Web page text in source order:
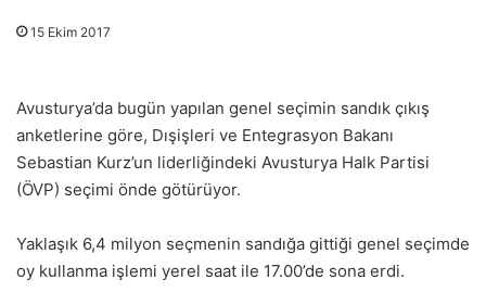
15 Ekim 2017
Avusturya’da bugün yapılan genel seçimin sandık çıkış
anketlerine göre, Dışişleri ve Entegrasyon Bakanı
Sebastian Kurz’un liderliğindeki Avusturya Halk Partisi
(ÖVP) seçimi önde götürüyor.
Yaklaşık 6,4 milyon seçmenin sandığa gittiği genel seçimde
oy kullanma işlemi yerel saat ile 17.00’de sona erdi.